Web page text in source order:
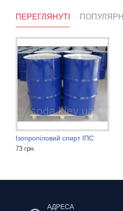
ПЕРЕГЛЯНУТІ ПОПУЛЯРНІ
Ізопропіловий спирт ІПС
73 грн.
Діетиленгліколь
49 грн.
АДРЕСА